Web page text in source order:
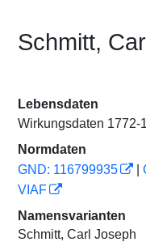
Schmitt,
Lebensdaten
Wirkungsdaten 1772-
Normdaten
GND: 116799935
VIAF
Namensvarianten
Schmitt, Carl Joseph